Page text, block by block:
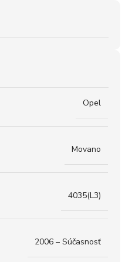
Opel
Movano
4035(L3)
2006 – Súčasnosť